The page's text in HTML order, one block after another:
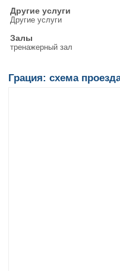
Другие услуги
Другие услуги
Залы
тренажерный зал
Грация: схема